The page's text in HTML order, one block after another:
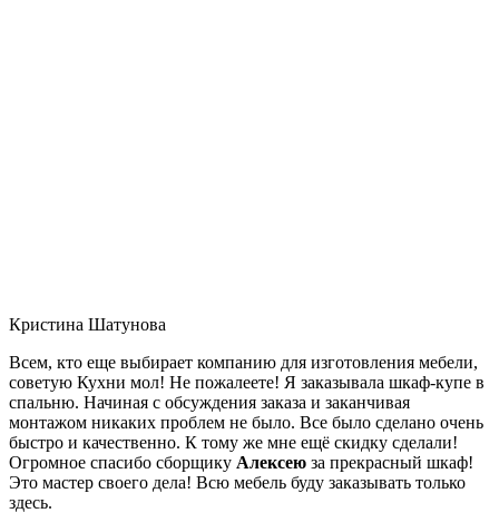
Кристина Шатунова
Всем, кто еще выбирает компанию для изготовления мебели,
советую Кухни мол! Не пожалеете! Я заказывала шкаф-купе в
спальню. Начиная с обсуждения заказа и заканчивая
монтажом никаких проблем не было. Все было сделано очень
быстро и качественно. К тому же мне ещё скидку сделали!
Огромное спасибо сборщику Алексею за прекрасный шкаф!
Это мастер своего дела! Всю мебель буду заказывать только
здесь.